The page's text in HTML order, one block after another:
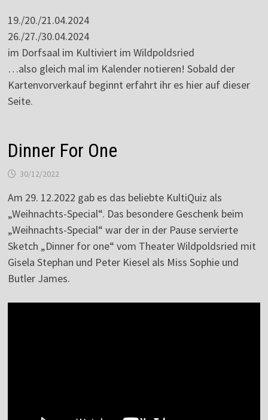
19./20./21.04.2024
26./27./30.04.2024
im Dorfsaal im Kultiviert im Wildpoldsried
…also gleich mal im Kalender notieren! Sobald der
Kartenvorverkauf beginnt erfahrt ihr es hier auf dieser
Seite.
Dinner For One
30/12/2022
Am 29. 12.2022 gab es das beliebte KultiQuiz als
„Weihnachts-Special“. Das besondere Geschenk beim
„Weihnachts-Special“ war der in der Pause servierte
Sketch „Dinner for one“ vom Theater Wildpoldsried mit
Gisela Stephan und Peter Kiesel als Miss Sophie und
Butler James.